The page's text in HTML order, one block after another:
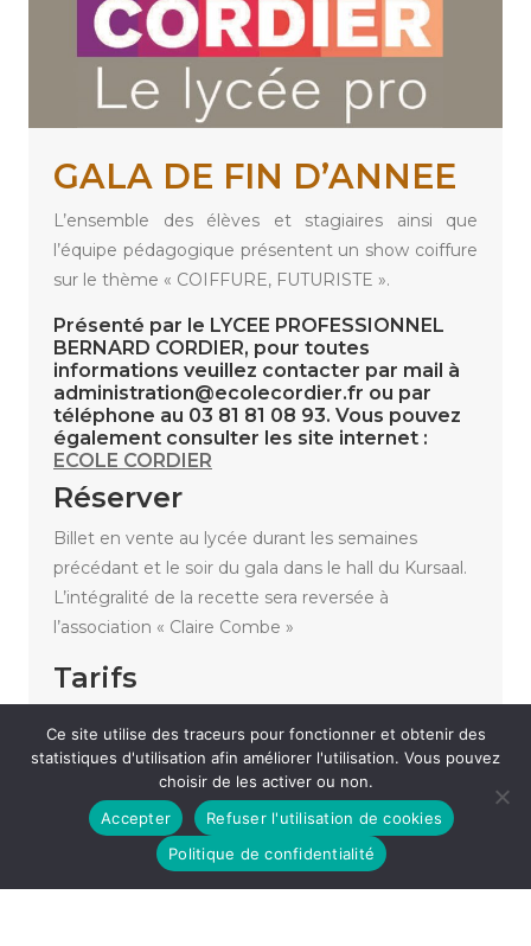
GALA DE FIN D’ANNEE
L’ensemble des élèves et stagiaires ainsi que
l’équipe pédagogique présentent un show coiffure
sur le thème « COIFFURE, FUTURISTE ».
Présenté par le LYCEE PROFESSIONNEL
BERNARD CORDIER, pour toutes
informations veuillez contacter par mail à
administration@ecolecordier.fr ou par
téléphone au 03 81 81 08 93. Vous pouvez
également consulter les site internet :
ECOLE CORDIER
Réserver
Billet en vente au lycée durant les semaines
précédant et le soir du gala dans le hall du Kursaal.
L’intégralité de la recette sera reversée à
l’association « Claire Combe »
Tarifs
THAIS : HYMNE A LA JOIE
ALISON WHEELER – SPECTACLE COMPLET
Ce site utilise des traceurs pour fonctionner et obtenir des
statistiques d'utilisation afin améliorer l'utilisation. Vous pouvez
choisir de les activer ou non.
Accepter
Refuser l'utilisation de cookies
Politique de confidentialité